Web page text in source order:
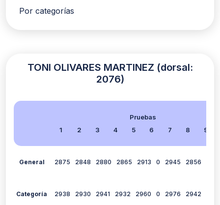
Por categorías
TONI OLIVARES MARTINEZ (dorsal:
2076)
Pruebas
1
2 3 4 5 6 7 8 9
General 2875 2848 2880 2865 2913 0 2945 2856
Categoría 2938 2930 2941 2932 2960 0 2976 2942